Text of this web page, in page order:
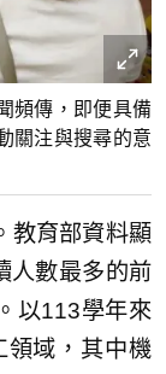
頻傳，即便具備
關注與搜尋的意
教育部資料顯
人數最多的前
以113學年來
領域，其中機